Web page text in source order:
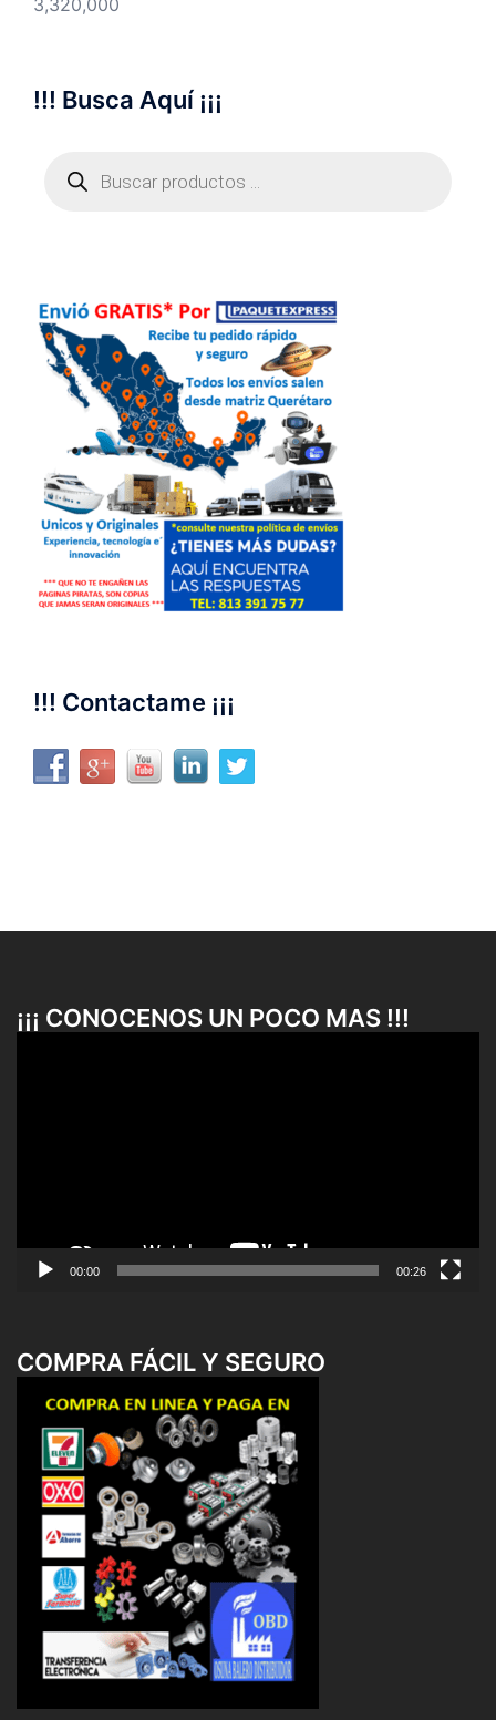
!!! Busca Aquí ¡¡¡
productos
!!! Contactame ¡¡¡
¡¡¡ CONOCENOS UN POCO MAS !!!
00:00 00:26
COMPRA FÁCIL Y SEGURO